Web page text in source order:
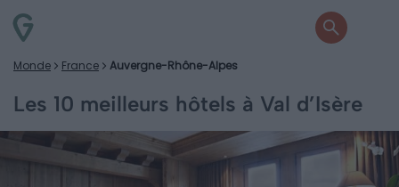
Monde France Auvergne-Rhône-Alpes
Les 10 meilleurs hôtels à Val d’Isère